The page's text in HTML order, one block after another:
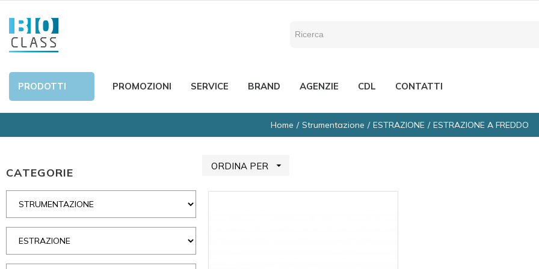
PRODOTTI PROMOZIONI SERVICE BRAND AGENZIE CDL CONTATTI
Home Strumentazione ESTRAZIONE ESTRAZIONE A FREDDO
CATEGORIE ORDINA PER 